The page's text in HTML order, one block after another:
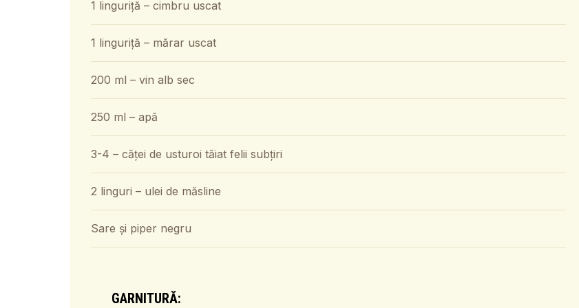
1 linguriță – cimbru uscat
1 linguriță – mărar uscat
200 ml – vin alb sec
250 ml – apă
3-4 – căței de usturoi tăiat felii subțiri
2 linguri – ulei de măsline
Sare și piper negru
GARNITURĂ: